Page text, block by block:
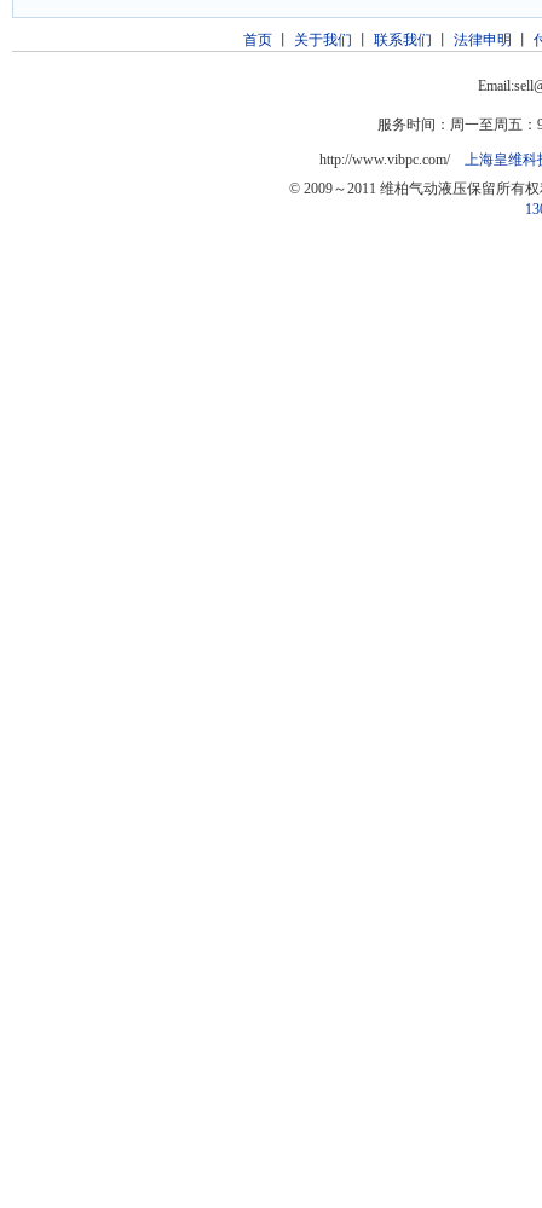
首页丨 关于我们 联系我们 法律申明
服务时间：周一至周五：
http://www.vibpc.com/ 上海皇维科
© 2009～2011 维柏气动液压保留所有